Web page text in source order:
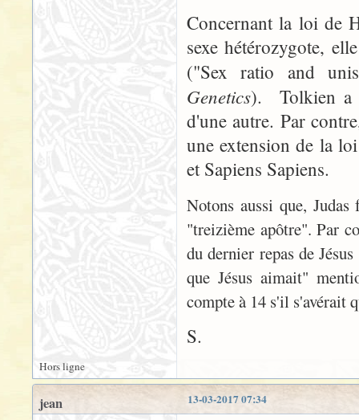
Concernant la loi de
sexe hétérozygote,
("Sex ratio and
Genetics). Tolkien a
d'une autre. Par
une extension de la
et Sapiens Sapiens.
Notons aussi que,
"treizième apôtre". Par
du dernier repas de
que Jésus aimait"
compte à 14 s'il s'avérait
S.
Hors ligne
13-03-2017 07:34
jean